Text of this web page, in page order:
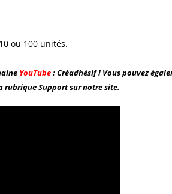
ou 100 unités.
YouTube: Créadhésif ! Vous pouvez
rubrique Support sur notre site.